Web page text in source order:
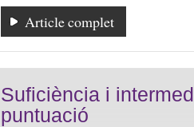
Article complet
Suficiència i
puntuació